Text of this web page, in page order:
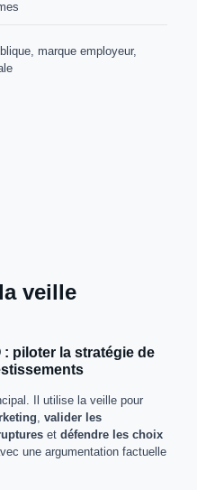
marque employeur,
veille
: piloter la stratégie de
Il utilise la veille pour
valider les
et défendre les choix
une argumentation factuelle